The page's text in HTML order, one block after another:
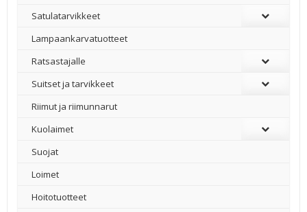
Satulatarvikkeet
–
Lampaankarvatuotteet
Ratsastajalle
Suitset ja tarvikkeet
Riimut ja riimunnarut
Kuolaimet
Suojat
Loimet
Hoitotuotteet